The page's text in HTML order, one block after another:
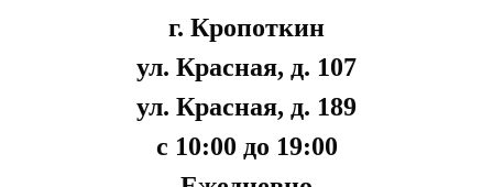
г. Кропоткин
ул. Красная, д. 107
ул. Красная, д. 189
с 10:00 до 19:00